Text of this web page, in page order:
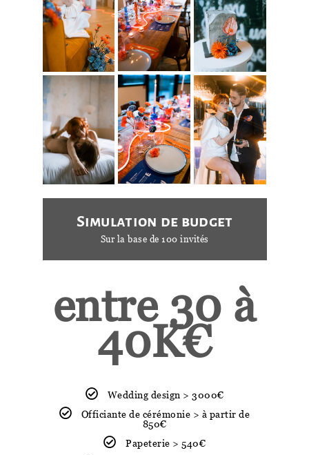
Simulation de budget
Sur la base de 100 invités
entre 30 à
40K€
Wedding design > 3000€
Officiante de cérémonie > à partir de
850€
Papeterie > 540€